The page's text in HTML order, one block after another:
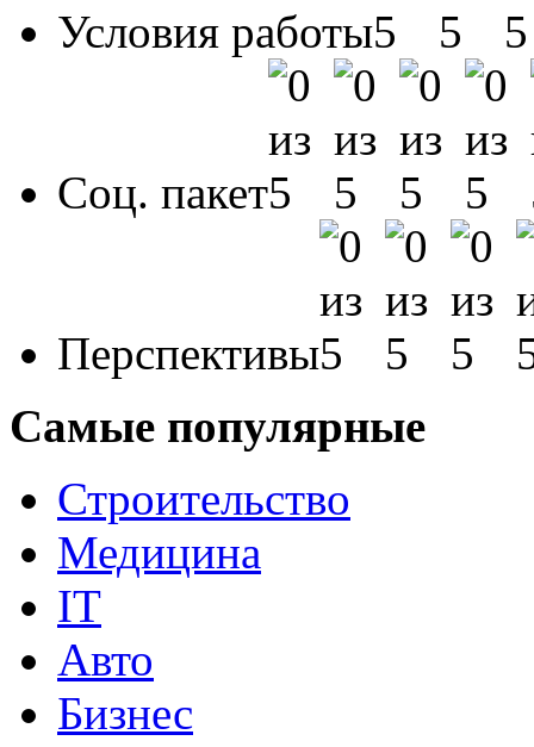
Условия работы
Соц. пакет
Перспективы
Самые популярные
Строительство
Медицина
IT
Авто
Бизнес